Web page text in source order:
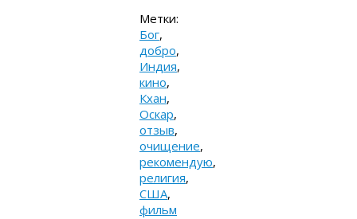
Метки:
Бог,
добро,
Индия,
кино,
Кхан,
Оскар,
отзыв,
очищение,
рекомендую,
религия,
США,
фильм